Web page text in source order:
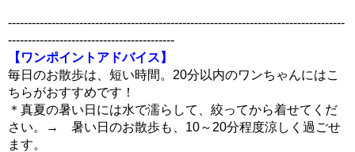
-------------------------------------------------------------------------------------
------------------------------------------
【ワンポイントアドバイス】
毎日のお散歩は、短い時間。20分以内のワンちゃんにはこ
ちらがおすすめです！
＊真夏の暑い日には水で濡らして、絞ってから着せてくだ
さい。→ 暑い日のお散歩も、10～20分程度涼しく過ごせ
ます。